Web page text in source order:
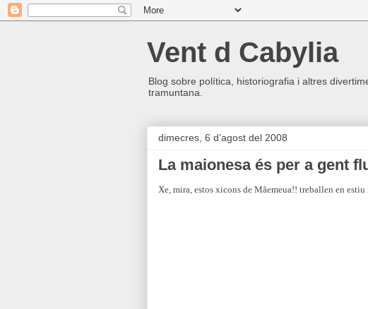
Vent d Cabylia
Blog sobre política, historiografia i altres
tramuntana.
dimecres, 6 d’agost del 2008
La maionesa és per a gent
Xe, mira, estos xicons de Mãemeua!! treballen en